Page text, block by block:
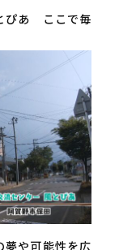
ぴあ ここで毎
や可能性を広